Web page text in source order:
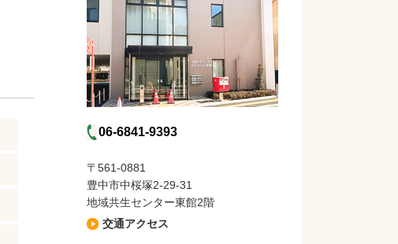
06-6841-9393
〒561-0881
豊中市中桜塚2-29-31
地域共生センター東館2階
交通アクセス